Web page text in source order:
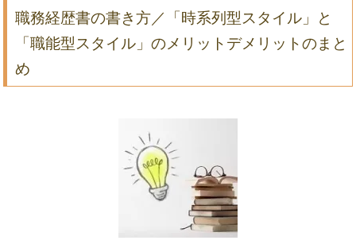
職務経歴書の書き方／「時系列型スタイル」と
「職能型スタイル」のメリットデメリットのまと
め